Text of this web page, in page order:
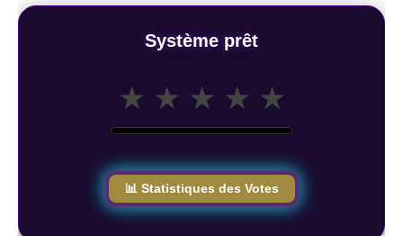
Système prêt
★ ★ ★ ★ ★
📊 Statistiques des Votes